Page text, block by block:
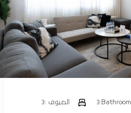
Bathroom:
3 الضيوف :3